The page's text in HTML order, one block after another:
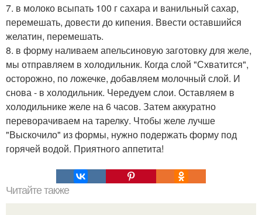
7. в молоко всыпать 100 г сахара и ванильный сахар,
перемешать, довести до кипения. Ввести оставшийся
желатин, перемешать.
8. в форму наливаем апельсиновую заготовку для желе,
мы отправляем в холодильник. Когда слой "Схватится",
осторожно, по ложечке, добавляем молочный слой. И
снова - в холодильник. Чередуем слои. Оставляем в
холодильнике желе на 6 часов. Затем аккуратно
переворачиваем на тарелку. Чтобы желе лучше
"Выскочило" из формы, нужно подержать форму под
горячей водой. Приятного аппетита!
Читайте также